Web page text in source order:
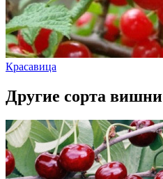
Красавица
Другие сорта вишни